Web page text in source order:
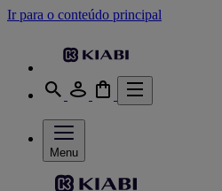
Ir para o conteúdo principal
Menu